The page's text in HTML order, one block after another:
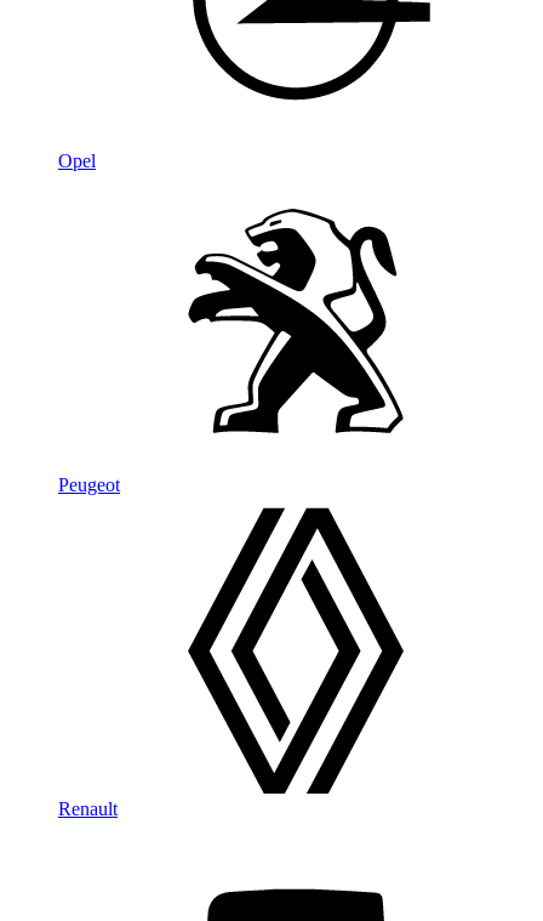
Opel
Peugeot
Renault